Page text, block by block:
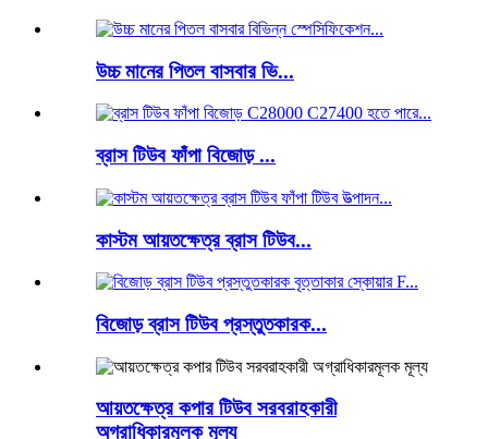
উচ্চ মানের পিতল বাসবার ভি...
ব্রাস টিউব ফাঁপা বিজোড় ...
কাস্টম আয়তক্ষেত্র ব্রাস টিউব...
বিজোড় ব্রাস টিউব প্রস্তুতকারক...
আয়তক্ষেত্র কপার টিউব সরবরাহকারী
অগ্রাধিকারমূলক মূল্য